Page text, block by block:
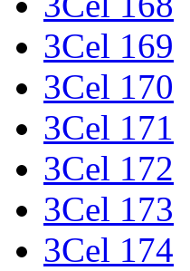
3Cel 169
3Cel 170
3Cel 171
3Cel 172
3Cel 173
3Cel 174